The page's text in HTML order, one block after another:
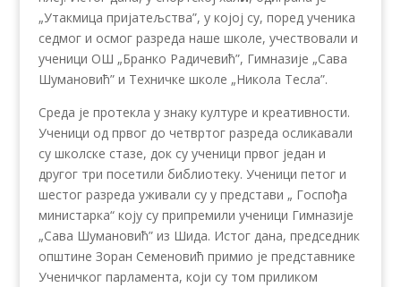
„Утакмица пријатељства”, у којој су, поред ученика
седмог и осмог разреда наше школе, учествовали и
ученици ОШ „Бранко Радичевић”, Гимназије „Сава
Шумановић” и Техничке школе „Никола Тесла”.
Среда је протекла у знаку културе и креативности.
Ученици од првог до четвртог разреда осликавали
су школске стазе, док су ученици првог један и
другог три посетили библиотеку. Ученици петог и
шестог разреда уживали су у представи „ Госпођа
министарка“ коју су припремили ученици Гимназије
„Сава Шумановић” из Шида. Истог дана, председник
општине Зоран Семеновић примио је представнике
Ученичког парламента, који су том приликом